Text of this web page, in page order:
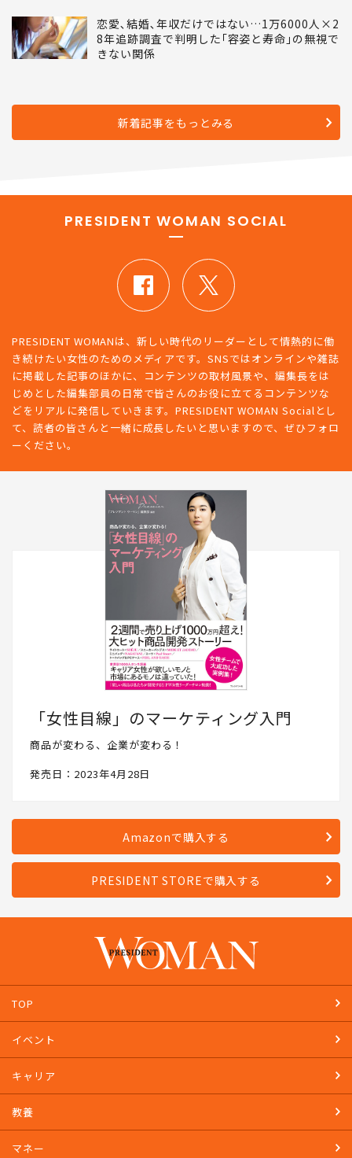
恋愛､結婚､年収だけではない…1万6000人×2
8年追跡調査で判明した｢容姿と寿命｣の無視で
きない関係
新着記事をもっとみる
PRESIDENT WOMAN SOCIAL
PRESIDENT WOMANは、新しい時代のリーダーとして情熱的に働
き続けたい女性のためのメディアです。SNSではオンラインや雑誌
に掲載した記事のほかに、コンテンツの取材風景や、編集長をは
じめとした編集部員の日常で皆さんのお役に立てるコンテンツな
どをリアルに発信していきます。PRESIDENT WOMAN Socialとし
て、読者の皆さんと一緒に成長したいと思いますので、ぜひフォロ
ーください。
「女性目線」のマーケティング入門
商品が変わる、企業が変わる！
発売日：2023年4月28日
Amazonで購入する
PRESIDENT STOREで購入する
TOP
イベント
キャリア
教養
マネー